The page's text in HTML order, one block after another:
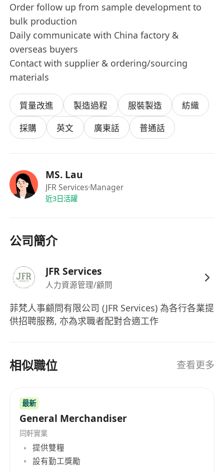
Order follow up from sample development to
bulk production
Daily communicate with China factory &
overseas buyers
Contact with supplier & ordering/sourcing
materials
質量改進 製造過程 服裝製造
紡織
採購
英文 廣東話 普通話
MS. Lau
JFR Services·Manager
近3日活躍
公司簡介
JFR Services
人力資源管理/顧問
菲梵人事顧問有限公司 (JFR Services) 為各行各業提
供招聘服務, 亦為求職者配對合適工作
相似職位 查看更多
最新
General Merchandiser
同軒實業
提供雙糧
設有勤工獎勵